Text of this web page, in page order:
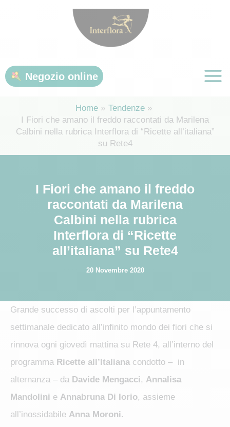
Negozio online
Home
Tendenze
I Fiori che amano il freddo raccontati da Marilena
Calbini nella rubrica Interflora di “Ricette all’italiana”
su Rete4
I Fiori che amano il freddo
raccontati da Marilena
Calbini nella rubrica
Interflora di “Ricette
all’italiana” su Rete4
20 Novembre 2020
Grande successo di ascolti per l’appuntamento
settimanale dedicato all’infinito mondo dei fiori che si
rinnova ogni giovedì mattina su Rete 4, all’interno del
programma Ricette all’Italiana condotto – in
alternanza – da Davide Mengacci, Annalisa
Mandolini e Annabruna Di Iorio, assieme
all’inossidabile Anna Moroni.